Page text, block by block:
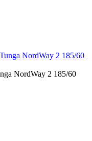
NordWay 2 185/60